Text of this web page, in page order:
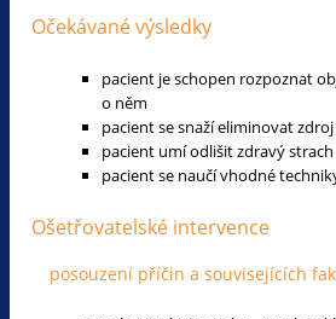
Očekávané výsledky
pacient je schopen rozpoznat
o něm
pacient se snaží eliminovat
pacient umí odlišit zdravý
pacient se naučí vhodné
Ošetřovatelské intervence
posouzení příčin a souvisejících